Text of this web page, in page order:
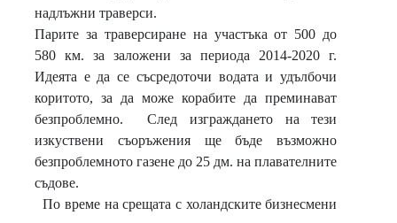
надлъжни траверси.
Парите за траверсиране на участъка от 500 до
580 км. за заложени за периода 2014-2020 г.
Идеята е да се съсредоточи водата и удълбочи
коритото, за да може корабите да преминават
безпроблемно.
След изграждането на тези
изкуствени съоръжения ще бъде възможно
безпроблемното газене до 25 дм. на плавателните
съдове.
По време на срещата с холандските бизнесмени